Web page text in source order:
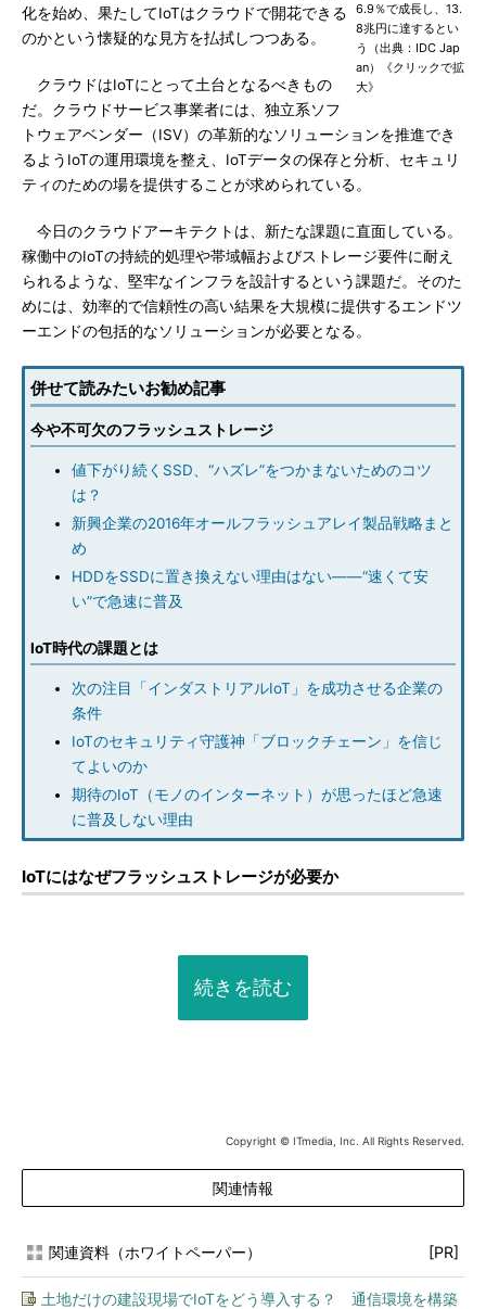
6.9％で成長し、13.
8兆円に達するとい
う（出典：IDC Jap
an）《クリックで拡
大》
化を始め、果たしてIoTはクラウドで開花できる
のかという懐疑的な見方を払拭しつつある。
クラウドはIoTにとって土台となるべきもの
だ。クラウドサービス事業者には、独立系ソフ
トウェアベンダー（ISV）の革新的なソリューションを推進でき
るようIoTの運用環境を整え、IoTデータの保存と分析、セキュリ
ティのための場を提供することが求められている。
今日のクラウドアーキテクトは、新たな課題に直面している。
稼働中のIoTの持続的処理や帯域幅およびストレージ要件に耐え
られるような、堅牢なインフラを設計するという課題だ。そのた
めには、効率的で信頼性の高い結果を大規模に提供するエンドツ
ーエンドの包括的なソリューションが必要となる。
併せて読みたいお勧め記事
今や不可欠のフラッシュストレージ
値下がり続くSSD、“ハズレ”をつかまないためのコツ
は？
新興企業の2016年オールフラッシュアレイ製品戦略まと
め
HDDをSSDに置き換えない理由はない――“速くて安
い”で急速に普及
IoT時代の課題とは
次の注目「インダストリアルIoT」を成功させる企業の
条件
IoTのセキュリティ守護神「ブロックチェーン」を信じ
てよいのか
期待のIoT（モノのインターネット）が思ったほど急速
に普及しない理由
IoTにはなぜフラッシュストレージが必要か
続きを読む
Copyright © ITmedia, Inc. All Rights Reserved.
関連情報
関連資料（ホワイトペーパー） [PR]
土地だけの建設現場でIoTをどう導入する？ 通信環境を構築